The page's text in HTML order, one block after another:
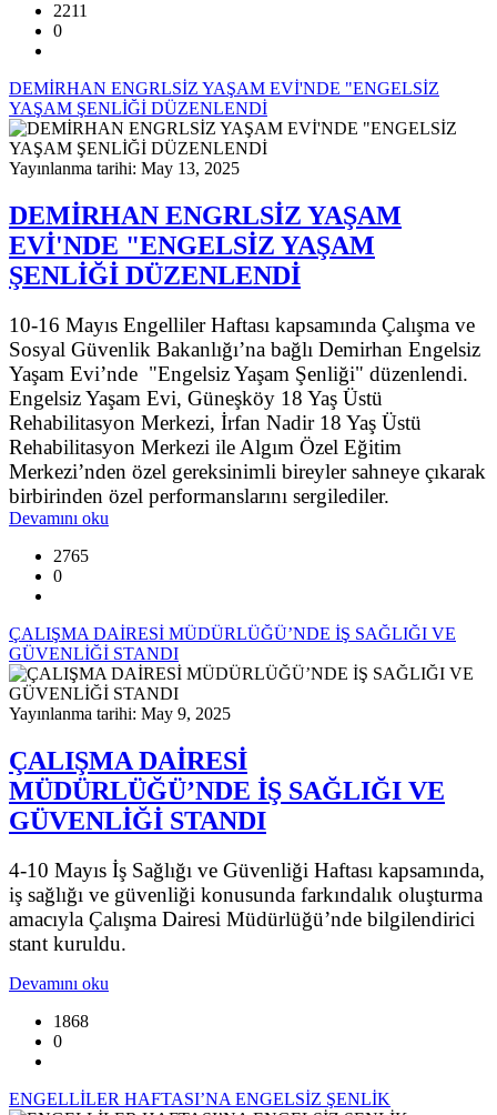
2211
0
DEMİRHAN ENGRLSİZ YAŞAM EVİ'NDE "ENGELSİZ
YAŞAM ŞENLİĞİ DÜZENLENDİ
Yayınlanma tarihi: May 13, 2025
DEMİRHAN ENGRLSİZ YAŞAM
EVİ'NDE "ENGELSİZ YAŞAM
ŞENLİĞİ DÜZENLENDİ
10-16 Mayıs Engelliler Haftası kapsamında Çalışma ve
Sosyal Güvenlik Bakanlığı’na bağlı Demirhan Engelsiz
Yaşam Evi’nde "Engelsiz Yaşam Şenliği" düzenlendi.
Engelsiz Yaşam Evi, Güneşköy 18 Yaş Üstü
Rehabilitasyon Merkezi, İrfan Nadir 18 Yaş Üstü
Rehabilitasyon Merkezi ile Algım Özel Eğitim
Merkezi’nden özel gereksinimli bireyler sahneye çıkarak
birbirinden özel performanslarını sergilediler.
Devamını oku
2765
0
ÇALIŞMA DAİRESİ MÜDÜRLÜĞÜ’NDE İŞ SAĞLIĞI VE
GÜVENLİĞİ STANDI
Yayınlanma tarihi: May 9, 2025
ÇALIŞMA DAİRESİ
MÜDÜRLÜĞÜ’NDE İŞ SAĞLIĞI VE
GÜVENLİĞİ STANDI
4-10 Mayıs İş Sağlığı ve Güvenliği Haftası kapsamında,
iş sağlığı ve güvenliği konusunda farkındalık oluşturma
amacıyla Çalışma Dairesi Müdürlüğü’nde bilgilendirici
stant kuruldu.
Devamını oku
1868
0
ENGELLİLER HAFTASI’NA ENGELSİZ ŞENLİK